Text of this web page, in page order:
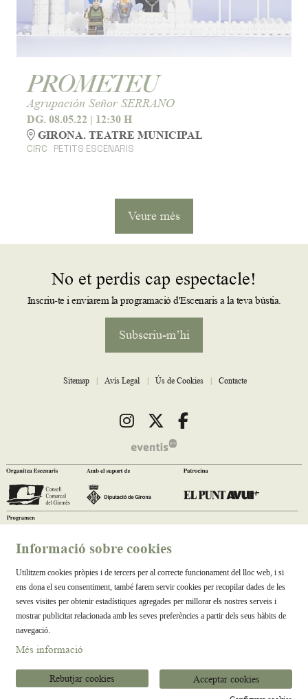
PROMETEU
Agrupación Señor SERRANO
DG. 08.05.22 | 12:30 H
GIRONA. TEATRE MUNICIPAL
CIRC PETITS ESCENARIS
Veure més
No et perdis cap espectacle!
Inscriu-te i enviarem la programació d'Escenaris a la teva bústia.
Subscriu-m’hi
Sitemap | Avís Legal | Ús de Cookies | Contacte
Link a instagram
Link a twitter
Link a facebook
Informació sobre cookies
Utilitzem cookies pròpies i de tercers per al correcte funcionament del lloc web, i si
ens dona el seu consentiment, també farem servir cookies per recopilar dades de les
seves visites per obtenir estadístiques agregades per millorar els nostres serveis i
mostrar publicitat relacionada amb les seves preferències a partir dels seus hàbits de
navegació.
Més informació
Acceptar cookies
Rebutjar cookies